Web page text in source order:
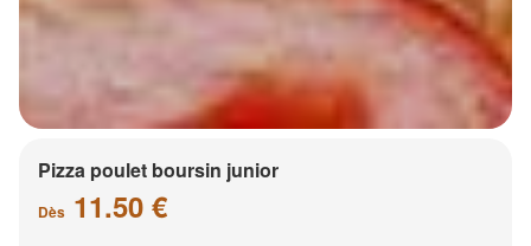
Pizza poulet boursin junior
Dès 11.50 €